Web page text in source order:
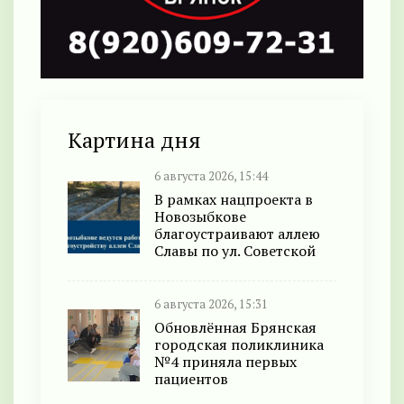
Картина дня
6 августа 2026, 15:44
В рамках нацпроекта в
Новозыбкове
благоустраивают аллею
Славы по ул. Советской
6 августа 2026, 15:31
Обновлённая Брянская
городская поликлиника
№4 приняла первых
пациентов